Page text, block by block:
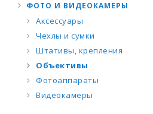
ФОТО И ВИДЕОКАМЕРЫ
Аксессуары
Чехлы и сумки
Штативы, крепления
Объективы
Фотоаппараты
Видеокамеры